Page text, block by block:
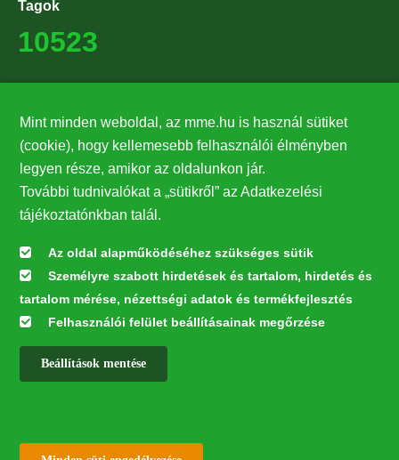
Tagok
10523
27224
Hírlevél feliratkozás
Értesüljön elsőként legfrissebb híreinkről, eseményeinkről!
Feliratkozás
Mint minden weboldal, az mme.hu is használ sütiket
(cookie), hogy kellemesebb felhasználói élményben
legyen része, amikor az oldalunkon jár.
További tudnivalókat a „sütikről” az Adatkezelési
tájékoztatónkban talál.
Az oldal alapműködéséhez szükséges sütik
Személyre szabott hirdetések és tartalom, hirdetés és
tartalom mérése, nézettségi adatok és termékfejlesztés
Felhasználói felület beállításainak megőrzése
Beállítások mentése